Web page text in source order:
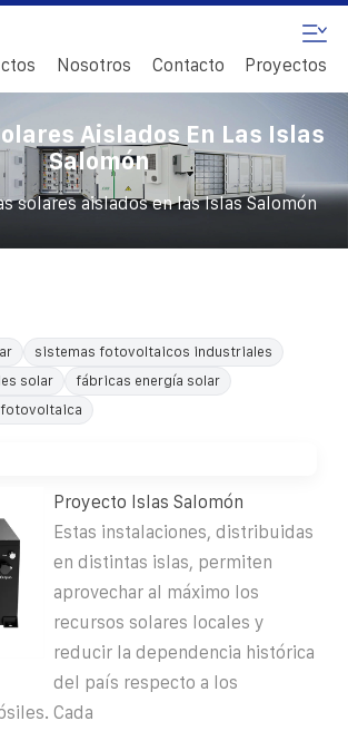
Nosotros Contacto Proyectos
Aislados En Las Islas
Salomón
solares aislados en las Islas Salomón
sistemas fotovoltaicos industriales
solar
fábricas energía solar
Proyecto Islas Salomón
Estas instalaciones, distribuidas
en distintas islas, permiten
aprovechar al máximo los
recursos solares locales y
reducir la dependencia histórica
del país respecto a los
Cada